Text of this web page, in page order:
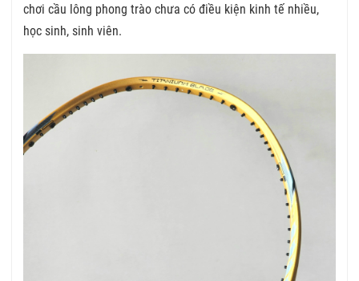
chơi cầu lông phong trào chưa có điều kiện kinh tế nhiều,
học sinh, sinh viên.